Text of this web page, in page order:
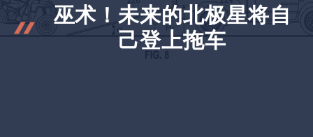
巫术！未来的北极星将自
己登上拖车